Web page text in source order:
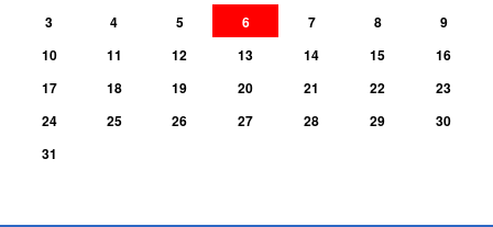
3
4 5 6 7 8
9
10
11 12 13 14 15
16
17
18 19 20 21 22
23
24
25 26 27 28 29
30
31